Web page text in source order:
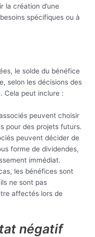
la création d’une
spécifiques ou à
le solde du bénéfice
selon les décisions des
Cela peut inclure :
peuvent choisir
pour des projets futurs.
peuvent décider de
forme de dividendes,
immédiat.
les bénéfices sont
ne sont pas
affectés lors de
négatif